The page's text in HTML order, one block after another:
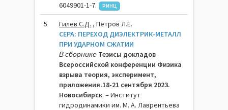
6049901-1-7.
РИНЦ
5 Гилев С.Д. , Петров Л.Е.
СЕРА: ПЕРЕХОД ДИЭЛЕКТРИК-МЕТАЛЛ
ПРИ УДАРНОМ СЖАТИИ
В сборнике Тезисы докладов
Всероссийской конференции Физика
взрыва теория, эксперимент,
приложения.18-21 сентября 2023.
Новосибирск. – Институт
гидродинамики им. М. А. Лаврентьева